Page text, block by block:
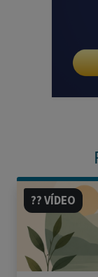
?? VÍDEO